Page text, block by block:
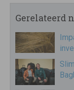
Gerelateerd